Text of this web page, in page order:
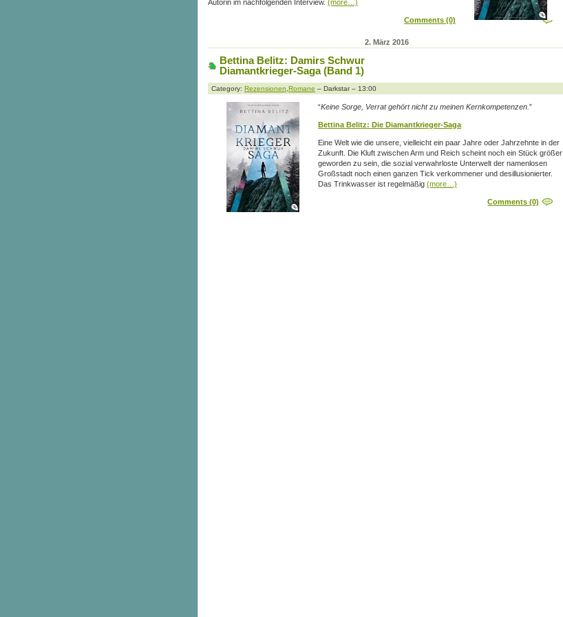
Autorin im nachfolgenden Interview. (more…)
Comments (0)
2. März 2016
Bettina Belitz: Damirs Schwur
Diamantkrieger-Saga (Band 1)
Category: Rezensionen Romane – Darkstar – 13:00
“Keine Sorge, Verrat gehört nicht zu meinen Kernkompetenzen. ”
Bettina Belitz: Die Diamantkrieger-Saga
Eine Welt wie die unsere, vielleicht ein paar Jahre oder Jahrzehnte in der
Zukunft. Die Kluft zwischen Arm und Reich scheint noch ein Stück größer
geworden zu sein, die sozial verwahrloste Unterwelt der namenlosen
Großstadt noch einen ganzen Tick verkommener und desillusionierter.
Das Trinkwasser ist regelmäßig (more…)
Comments (0)